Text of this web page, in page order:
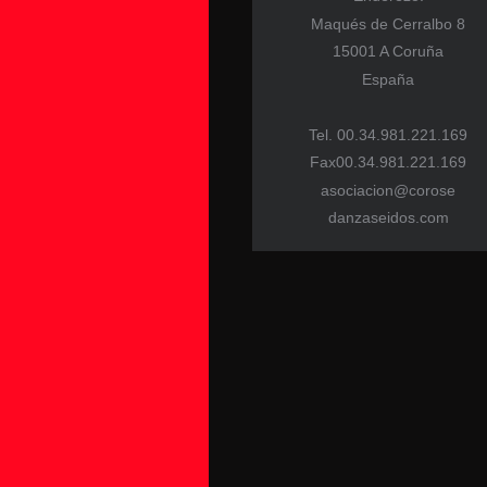
Maqués de Cerralbo 8
15001 A Coruña
España
Tel. 00.34.981.221.169
Fax00.34.981.221.169
asociacion@corose
danzaseidos.com